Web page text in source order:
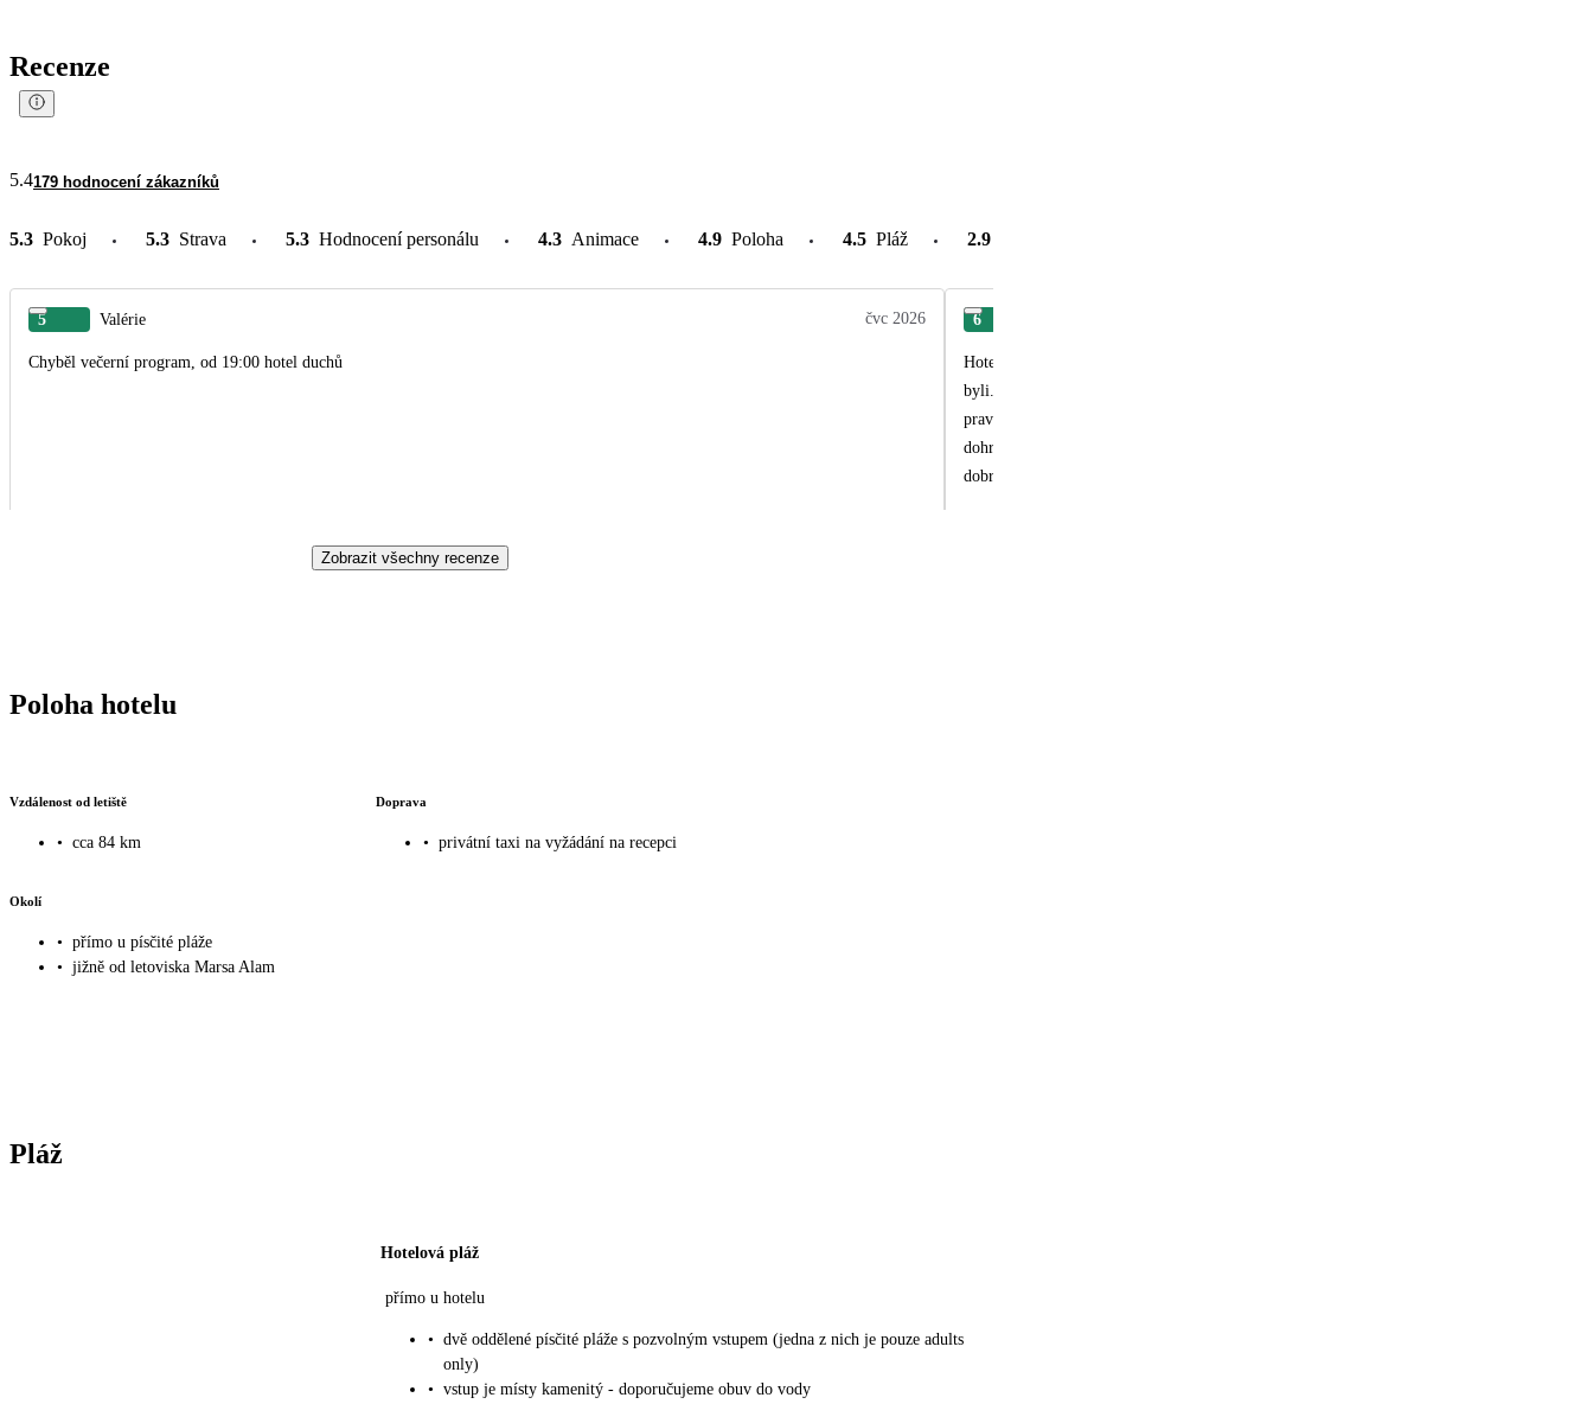
Recenze
5.4179 hodnocení zákazníků
5.3 Pokoj 5.3 Strava 5.3 Hodnocení personálu 4.3 Animace 4.9 Poloha 4.5 Pláž 2.9
5 Valérie čvc 2026
Chyběl večerní program, od 19:00 hotel duchů
6
Hotel je cca 1,5 hodiny autobusem z letiste. - Vzhled hotelu: hotel bychom zaradili do kategorie luxusnejsich hotelu, ve kterych jsme
byli. Vse bylo naprosto krasne. Moderni a designovy vzhled, krasne prostredi, neustale
pravidelne kazdy den uklizene. - ⁠Pokoj: dostatecne prostorny, moderni, s dvemi velkymi
dohromady, meli jsme skoro 3 metrovou postel na sirku. Krasna koupelna, veranda s
dobre a vse ostatni take. - ⁠Bazen a more: cely den u bazenu i na plazi neustale volna
Zobrazit všechny recenze
Poloha hotelu
Vzdálenost od letiště
• cca 84 km
Doprava
• privátní taxi na vyžádání na recepci
Okolí
• přímo u písčité pláže
• jižně od letoviska Marsa Alam
Pláž
Hotelová pláž
přímo u hotelu
• dvě oddělené písčité pláže s pozvolným vstupem (jedna z nich je pouze adults
only)
• vstup je místy kamenitý - doporučujeme obuv do vody